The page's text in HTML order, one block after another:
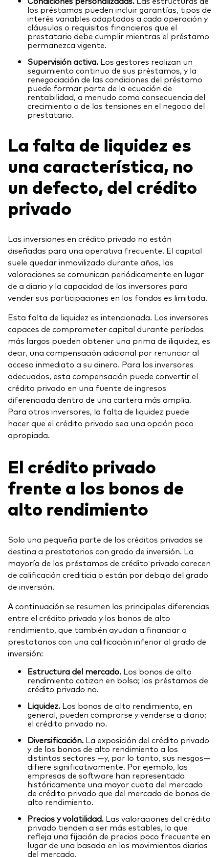
los préstamos pueden incluir garantías, tipos de
interés variables adaptados a cada operación y
cláusulas o requisitos financieros que el
prestatario debe cumplir mientras el préstamo
permanezca vigente.
Supervisión activa. Los gestores realizan un
seguimiento continuo de sus préstamos, y la
renegociación de las condiciones del préstamo
puede formar parte de la ecuación de
rentabilidad, a menudo como consecuencia del
crecimiento o de las tensiones en el negocio del
prestatario.
La falta de liquidez es
una característica, no
un defecto, del crédito
privado
Las inversiones en crédito privado no están
diseñadas para una operativa frecuente. El capital
suele quedar inmovilizado durante años, las
valoraciones se comunican periódicamente en lugar
de a diario y la capacidad de los inversores para
vender sus participaciones en los fondos es limitada.
Esta falta de liquidez es intencionada. Los inversores
capaces de comprometer capital durante períodos
más largos pueden obtener una prima de iliquidez, es
decir, una compensación adicional por renunciar al
acceso inmediato a su dinero. Para los inversores
adecuados, esta compensación puede convertir el
crédito privado en una fuente de ingresos
diferenciada dentro de una cartera más amplia.
Para otros inversores, la falta de liquidez puede
hacer que el crédito privado sea una opción poco
apropiada.
El crédito privado
frente a los bonos de
alto rendimiento
Solo una pequeña parte de los créditos privados se
destina a prestatarios con grado de inversión. La
mayoría de los préstamos de crédito privado carecen
de calificación crediticia o están por debajo del grado
de inversión.
A continuación se resumen las principales diferencias
entre el crédito privado y los bonos de alto
rendimiento, que también ayudan a financiar a
prestatarios con una calificación inferior al grado de
inversión:
Estructura del mercado. Los bonos de alto
rendimiento cotizan en bolsa; los préstamos de
crédito privado no.
Liquidez. Los bonos de alto rendimiento, en
general, pueden comprarse y venderse a diario;
el crédito privado no.
Diversificación. La exposición del crédito privado
y de los bonos de alto rendimiento a los
distintos sectores —y, por lo tanto, sus riesgos—
difiere significativamente. Por ejemplo, las
empresas de software han representado
históricamente una mayor cuota del mercado
de crédito privado que del mercado de bonos de
alto rendimiento.
Precios y volatilidad. Las valoraciones del crédito
privado tienden a ser más estables, lo que
refleja una fijación de precios poco frecuente en
lugar de una basada en los movimientos diarios
del mercado.